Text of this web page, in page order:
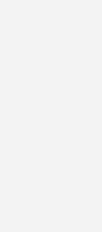
für
Unternehmen